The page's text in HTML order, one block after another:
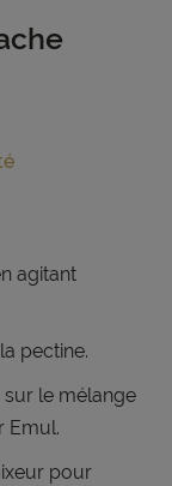
agitant
pectine.
le mélange
Emul.
pour